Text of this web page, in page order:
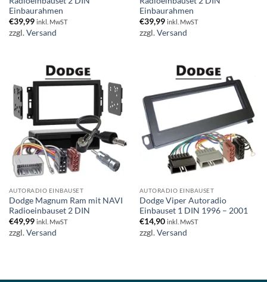
Einbaurahmen
€39,99 inkl. MwST
zzgl.Versand
Einbaurahmen
€39,99 inkl. MwST
zzgl.Versand
AUTORADIO EINBAUSET
Dodge Magnum Ram mit NAVI
Radioeinbauset 2 DIN
€49,99 inkl. MwST
zzgl.Versand
AUTORADIO EINBAUSET
Dodge Viper Autoradio
Einbauset 1 DIN 1996 – 2001
€14,90 inkl. MwST
zzgl.Versand